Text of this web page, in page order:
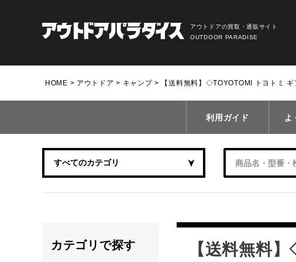
アウトドアの買取・通販サイト
OUTDOOR PARADISE
HOME アウトドア キャンプ 【送料無料】◇TOYOTOMI トヨトミ
利用ガイド よ
【送料無料
カテゴリで探す